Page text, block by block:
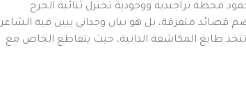
محطة تراجيدية ووجودية تختزل ثنائية الجرح
قصائد متفرقة، بل هو بيان وجداني يبين فيه الشاعر
طابع المكاشفة الذاتية، حيث يتقاطع الخاص مع